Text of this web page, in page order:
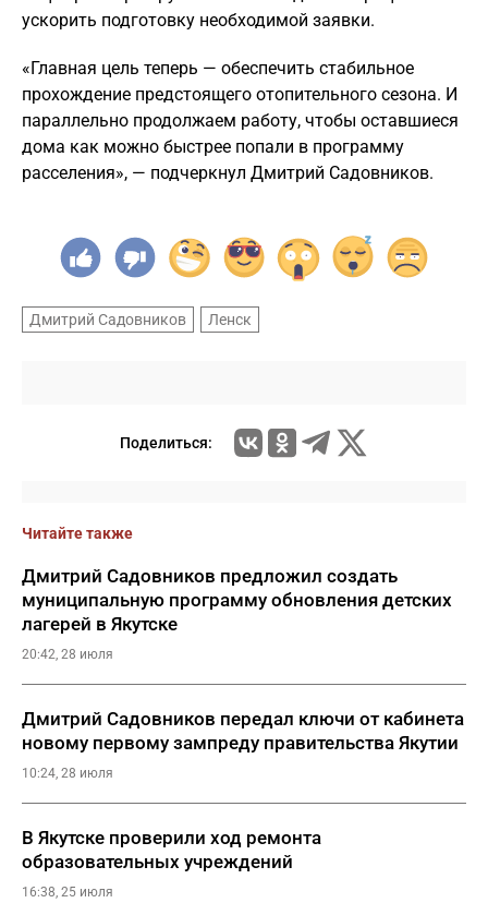
ускорить подготовку необходимой заявки.
«Главная цель теперь — обеспечить стабильное
прохождение предстоящего отопительного сезона. И
параллельно продолжаем работу, чтобы оставшиеся
дома как можно быстрее попали в программу
расселения», — подчеркнул Дмитрий Садовников.
Дмитрий Садовников Ленск
Поделиться:
Читайте также
Дмитрий Садовников предложил создать
муниципальную программу обновления детских
лагерей в Якутске
20:42, 28 июля
Дмитрий Садовников передал ключи от кабинета
новому первому зампреду правительства Якутии
10:24, 28 июля
В Якутске проверили ход ремонта
образовательных учреждений
16:38, 25 июля